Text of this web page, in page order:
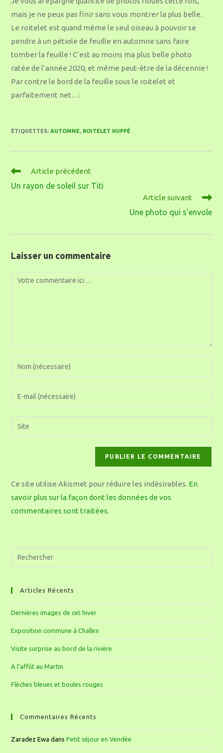
mais je ne peux pas finir sans vous montrer la plus belle.
Le roitelet est quand même le seul oiseau à pouvoir se
pendre à un pétiole de feuille en automne sans faire
tomber la feuille ! C’est au moins ma plus belle photo
ratée de l’année 2020, et même peut-être de la décennie !
Par contre le bord de la feuille sous le roitelet et
parfaitement net…:
ÉTIQUETTES:AUTOMNE, ROITELET HUPPÉ
Article précédent
Un rayon de soleil sur Titi
Article suivant
Une photo qui s’envole
Laisser un commentaire
Ce site utilise Akismet pour réduire les indésirables. En
savoir plus sur la façon dont les données de vos
commentaires sont traitées.
Articles Récents
Dernières images de cet hiver
Exposition commune à Challex
Visite surprise au bord de la rivière
A l’affût au Martin
Flèches bleues et boules rouges
Commentaires Récents
Zaradez Ewa dansPetit séjour en Vendée